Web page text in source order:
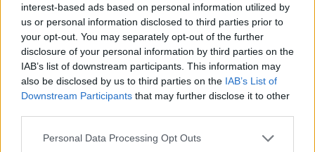
interest-based ads based on personal information utilized by
us or personal information disclosed to third parties prior to
your opt-out. You may separately opt-out of the further
disclosure of your personal information by third parties on the
IAB’s list of downstream participants. This information may
also be disclosed by us to third parties on the IAB’s List of
Downstream Participants that may further disclose it to other
Personal Data Processing Opt Outs
Στενά του Ορμούζ: Ιράν και Ομάν συμφώνησαν στη
διαδρομή των πλοίων, εκκρεμούν κρίσιμες
λεπτομέρειες